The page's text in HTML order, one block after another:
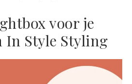
voor je
Style Styling